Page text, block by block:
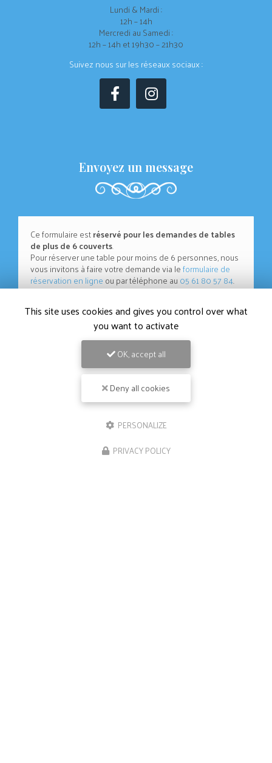
Lundi & Mardi :
12h – 14h
Mercredi au Samedi :
12h – 14h et 19h30 – 21h30
Suivez nous sur les réseaux sociaux :
Envoyez un message
Ce formulaire estréservé pour les demandes de tables
de plus de 6 couverts.
Pour réserver une table pour moins de 6 personnes, nous
vous invitons à faire votre demande via leformulaire de
réservation en ligne ou par téléphone au 05 61 80 57 84.
Nom Prénom
This site uses cookies and gives you control over what
you want to activate
OK, accept all
Deny all cookies
PERSONALIZE
PRIVACY POLICY